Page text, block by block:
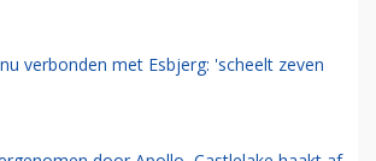
verbonden met Esbjerg: 'scheelt zeven